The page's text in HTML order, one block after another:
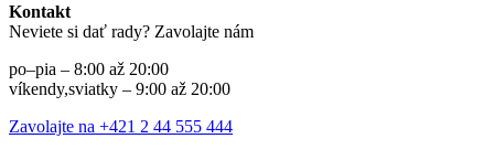
Kontakt
Neviete si dať rady? Zavolajte nám
po–pia – 8:00 až 20:00
víkendy,sviatky – 9:00 až 20:00
Zavolajte na +421 2 44 555 444